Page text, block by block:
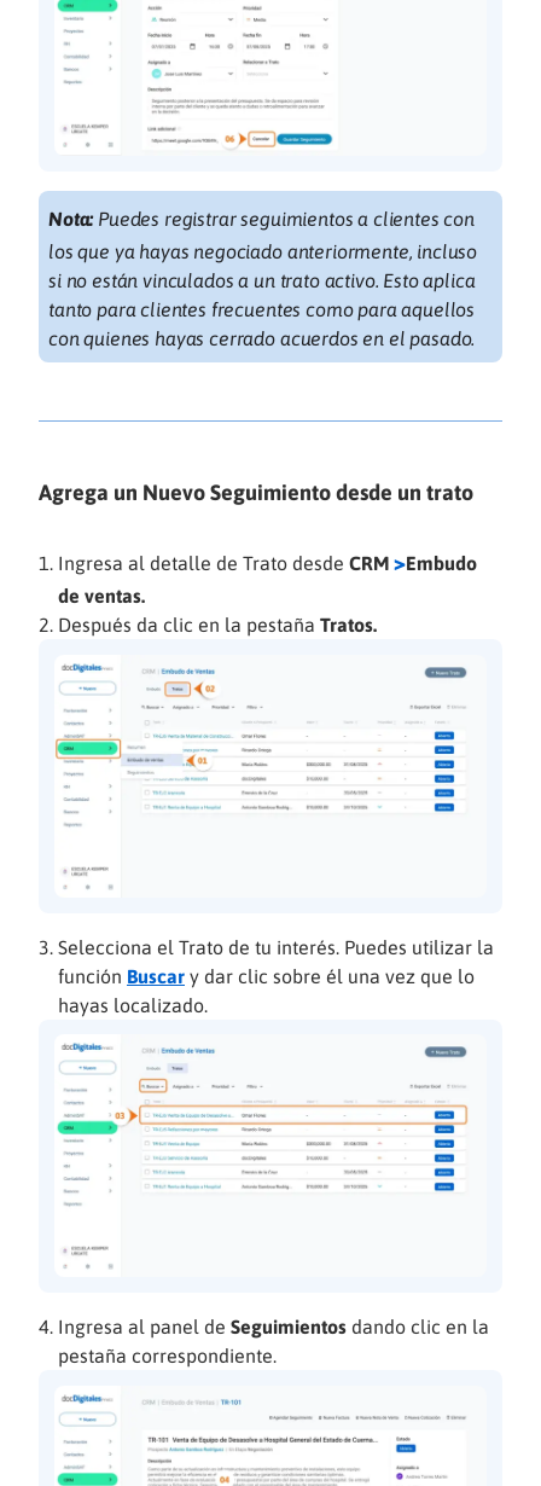
Nota:Puedes registrar seguimientos a clientes con
los que ya hayas negociado anteriormente, incluso
si no están vinculados a un trato activo. Esto aplica
tanto para clientes frecuentes como para aquellos
con quienes hayas cerrado acuerdos en el pasado.
Agrega un Nuevo Seguimiento desde un trato
Ingresa al detalle de Trato desde CRM >Embudo
de ventas.
Después da clic en la pestaña Tratos.
Selecciona el Trato de tu interés. Puedes utilizar la
función Buscar y dar clic sobre él una vez que lo
hayas localizado.
Ingresa al panel de Seguimientos dando clic en la
pestaña correspondiente.